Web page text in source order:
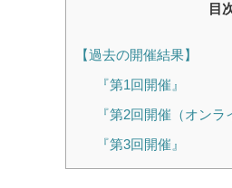
目
【過去の開催結果】
『第1回開催』
『第2回開催（オン
『第3回開催』